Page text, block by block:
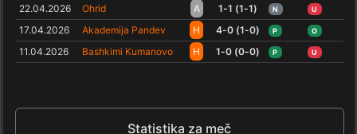
22.04.2026 Ohrid A 1-1 (1-1) N U
17.04.2026 Akademija Pandev H 4-0 (1-0) P O
11.04.2026 Bashkimi Kumanovo H 1-0 (0-0) P U
Statistika za meč